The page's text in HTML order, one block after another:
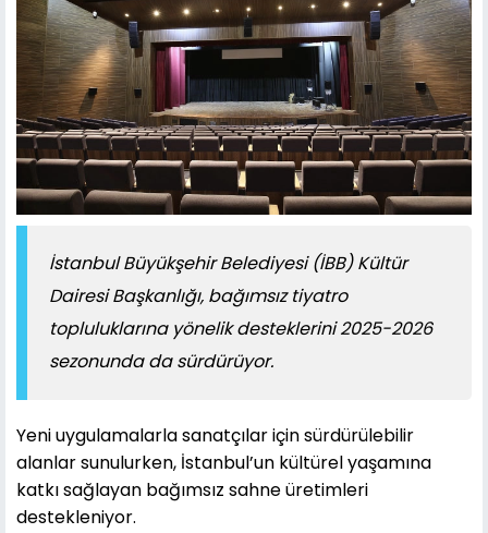
İstanbul Büyükşehir Belediyesi (İBB) Kültür
Dairesi Başkanlığı, bağımsız tiyatro
topluluklarına yönelik desteklerini 2025-2026
sezonunda da sürdürüyor.
Yeni uygulamalarla sanatçılar için sürdürülebilir
alanlar sunulurken, İstanbul’un kültürel yaşamına
katkı sağlayan bağımsız sahne üretimleri
destekleniyor.